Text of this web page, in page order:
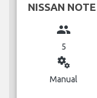
NISSAN NOTE
group
5
miscellaneous_services
Manual